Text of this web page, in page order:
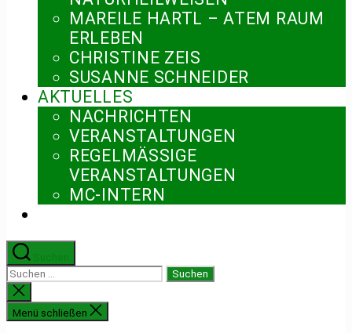
MAREILE HARTL – ATEM RAUM
ERLEBEN
CHRISTINE ZEIS
SUSANNE SCHNEIDER
AKTUELLES
NACHRICHTEN
VERANSTALTUNGEN
REGELMÄSSIGE V
ERANSTALTUNGEN
MC-INTERN
Suchen
nach:
Suche
schließen
Menü schließen